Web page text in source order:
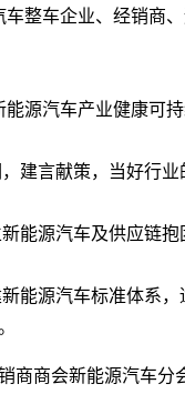
车企业、经销商、
源汽车产业健康可持
言献策，当好行业
源汽车及供应链抱
源汽车标准体系，
商商会新能源汽车分